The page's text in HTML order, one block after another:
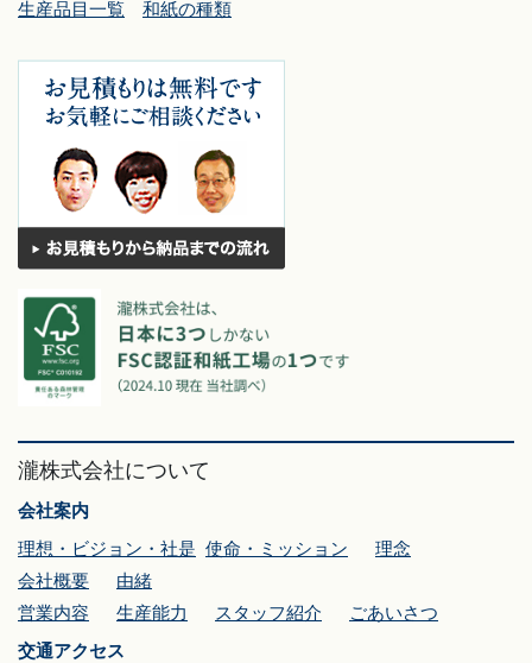
生産品目一覧 和紙の種類
瀧株式会社について
会社案内
理想・ビジョン・社是 使命・ミッション
理念
会社概要
由緒
営業内容
生産能力 スタッフ紹介
ごあいさつ
交通アクセス